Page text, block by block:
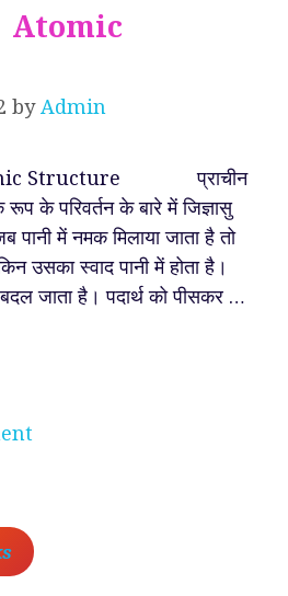
| Atomic
byAdmin
Structure प्राचीन
के परिवर्तन के बारे में जिज्ञासु
पानी में नमक मिलाया जाता है तो
उसका स्वाद पानी में होता है।
जाता है। पदार्थ को पीसकर …